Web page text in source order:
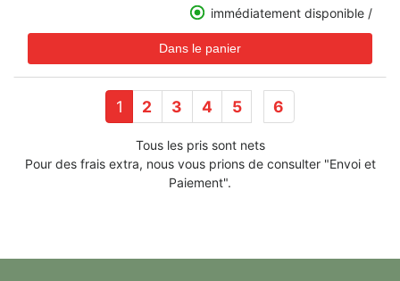
immédiatement disponible /
1 2 3 4 5 6
Tous les pris sont nets
Pour des frais extra, nous vous prions de consulter "Envoi et
Paiement".